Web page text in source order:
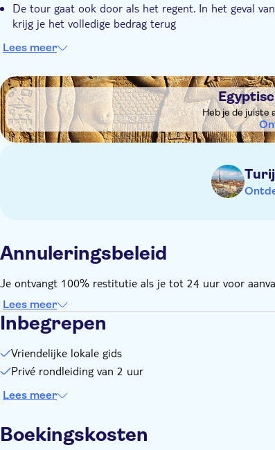
De tour gaat ook door als het regent. In het geval
krijg je het volledige bedrag terug
Lees meer
DSA1Egyptisch Museum Turijn
Heb je de juiste
Annuleringsbeleid
Je ontvangt 100% restitutie als je tot 24 uur voor
Lees meer
Inbegrepen
Vriendelijke lokale gids
Privé rondleiding van 2 uur
Lees meer
Boekingskosten